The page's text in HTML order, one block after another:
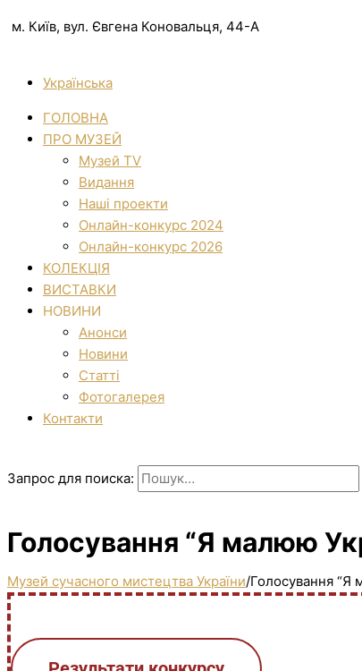
м. Київ, вул. Євгена Коновальця, 44-А
Українська
ГОЛОВНА
ПРО МУЗЕЙ
Музей TV
Видання
Наші проекти
Онлайн-конкурс 2024
Онлайн-конкурс 2026
КОЛЕКЦІЯ
ВИСТАВКИ
НОВИНИ
Анонси
Новини
Статті
Фотогалерея
Контакти
Запрос для поиска:
Голосування “Я малюю
Музей сучасного мистецтва України/Голосування “Я